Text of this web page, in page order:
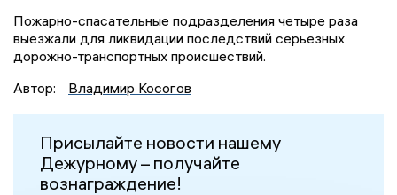
Пожарно-спасательные подразделения четыре раза
выезжали для ликвидации последствий серьезных
дорожно-транспортных происшествий.
Автор:
Владимир Косогов
Присылайте новости нашему
Дежурному – получайте
вознаграждение!